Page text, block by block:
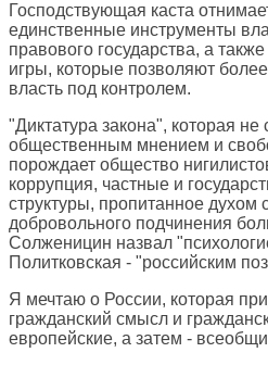
Господствующая каста
единственные инструменты
правового государства, а
игры, которые позволяют
власть под контролем.
"Диктатура закона", которая не
общественным мнением и
порождает общество
коррупция, частные и
структуры, пропитанное духом
добровольного подчинения
Солженицин назвал
Политковская - "российским
Я мечтаю о России, которая
гражданский смысл и
европейские, а затем -